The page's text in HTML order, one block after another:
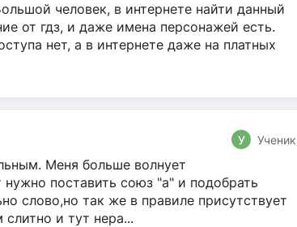
человек, в интернете найти данный
от гдз, и даже имена персонажей есть.
нет, а в интернете даже на платных
У Ученик
Меня больше волнует
поставить союз "а" и подобрать
слово,но так же в правиле присутствует
и тут нера...